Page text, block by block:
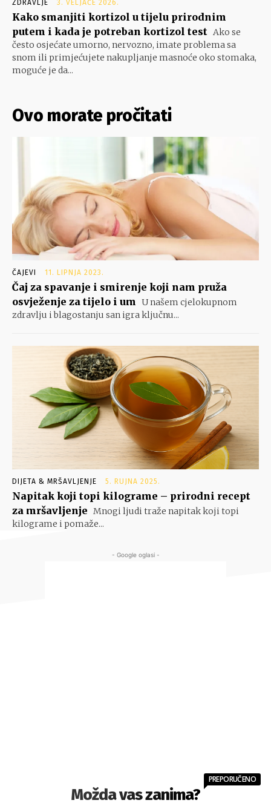
ZDRAVLJE 3. VELJAČE 2026.
Kako smanjiti kortizol u tijelu prirodnim
putem i kada je potreban kortizol test Ako se
često osjećate umorno, nervozno, imate problema sa
snom ili primjećujete nakupljanje masnoće oko stomaka,
moguće je da...
Ovo morate pročitati
ČAJEVI 11. LIPNJA 2023.
Čaj za spavanje i smirenje koji nam pruža
osvježenje za tijelo i um U našem cjelokupnom
zdravlju i blagostanju san igra ključnu...
DIJETA & MRŠAVLJENJE 5. RUJNA 2025.
Napitak koji topi kilograme – prirodni recept
za mršavljenje Mnogi ljudi traže napitak koji topi
kilograme i pomaže...
- Google oglasi -
Možda vas zanima?
PREPORUČENO